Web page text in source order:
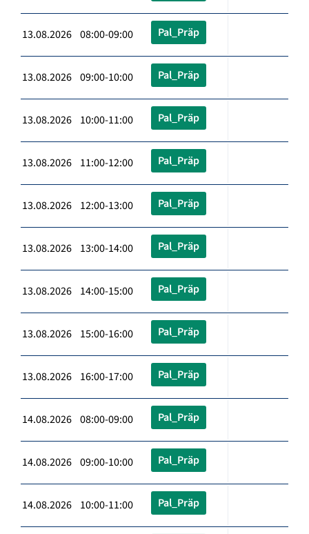
13.08.2026 08:00-09:00 Pal_Präp
13.08.2026 09:00-10:00 Pal_Präp
13.08.2026 10:00-11:00 Pal_Präp
13.08.2026 11:00-12:00 Pal_Präp
13.08.2026 12:00-13:00 Pal_Präp
13.08.2026 13:00-14:00 Pal_Präp
13.08.2026 14:00-15:00 Pal_Präp
13.08.2026 15:00-16:00 Pal_Präp
13.08.2026 16:00-17:00 Pal_Präp
14.08.2026 08:00-09:00 Pal_Präp
14.08.2026 09:00-10:00 Pal_Präp
14.08.2026 10:00-11:00 Pal_Präp